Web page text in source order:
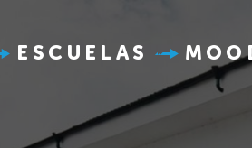
ESCUELAS